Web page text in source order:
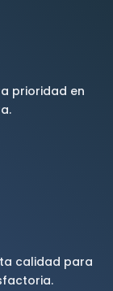
prioridad en
calidad para